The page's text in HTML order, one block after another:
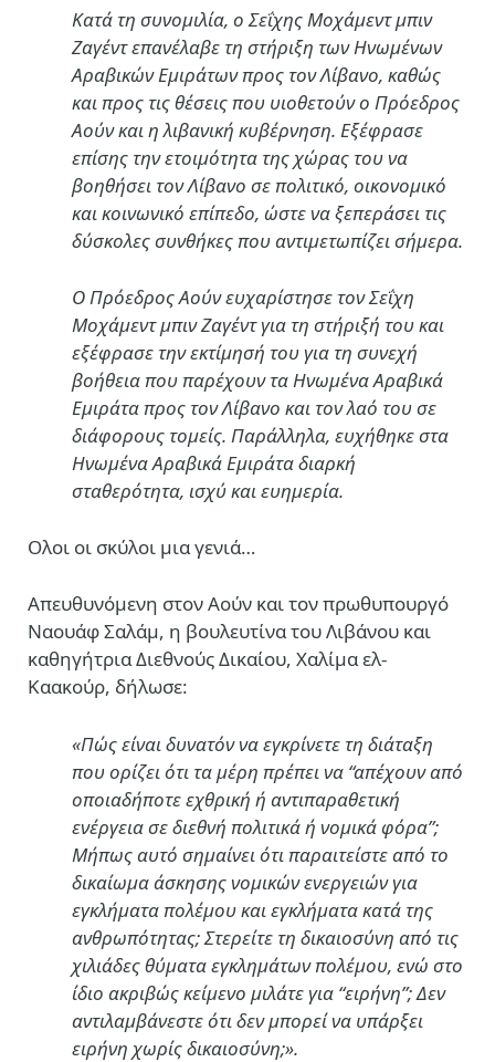
Κατά τη συνομιλία, ο Σεΐχης Μοχάμεντ μπιν
Ζαγέντ επανέλαβε τη στήριξη των Ηνωμένων
Αραβικών Εμιράτων προς τον Λίβανο, καθώς
και προς τις θέσεις που υιοθετούν ο Πρόεδρος
Αούν και η λιβανική κυβέρνηση. Εξέφρασε
επίσης την ετοιμότητα της χώρας του να
βοηθήσει τον Λίβανο σε πολιτικό, οικονομικό
και κοινωνικό επίπεδο, ώστε να ξεπεράσει τις
δύσκολες συνθήκες που αντιμετωπίζει σήμερα.
Ο Πρόεδρος Αούν ευχαρίστησε τον Σεΐχη
Μοχάμεντ μπιν Ζαγέντ για τη στήριξή του και
εξέφρασε την εκτίμησή του για τη συνεχή
βοήθεια που παρέχουν τα Ηνωμένα Αραβικά
Εμιράτα προς τον Λίβανο και τον λαό του σε
διάφορους τομείς. Παράλληλα, ευχήθηκε στα
Ηνωμένα Αραβικά Εμιράτα διαρκή
σταθερότητα, ισχύ και ευημερία.
Ολοι οι σκύλοι μια γενιά…
Απευθυνόμενη στον Αούν και τον πρωθυπουργό
Ναουάφ Σαλάμ, η βουλευτίνα του Λιβάνου και
καθηγήτρια Διεθνούς Δικαίου, Χαλίμα ελ-
Καακούρ, δήλωσε:
«Πώς είναι δυνατόν να εγκρίνετε τη διάταξη
που ορίζει ότι τα μέρη πρέπει να “απέχουν από
οποιαδήποτε εχθρική ή αντιπαραθετική
ενέργεια σε διεθνή πολιτικά ή νομικά φόρα”;
Μήπως αυτό σημαίνει ότι παραιτείστε από το
δικαίωμα άσκησης νομικών ενεργειών για
εγκλήματα πολέμου και εγκλήματα κατά της
ανθρωπότητας; Στερείτε τη δικαιοσύνη από τις
χιλιάδες θύματα εγκλημάτων πολέμου, ενώ στο
ίδιο ακριβώς κείμενο μιλάτε για “ειρήνη”; Δεν
αντιλαμβάνεστε ότι δεν μπορεί να υπάρξει
ειρήνη χωρίς δικαιοσύνη;».